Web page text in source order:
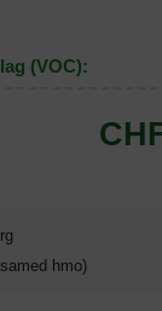
(VOC):
hmo)